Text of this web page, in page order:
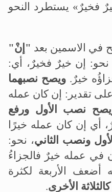
فخيرٌ» يستطرد النحو
في الاسمين بعد "إنْ"
نحو: إن خيرٌ فخيرٌ، أي:
خيرٌ. ويصح نصبهما
تقدير: إن كان عمله
نصب الأول ورفع
أي إن كان عمله خيرًا
ونصب الثاني، نحو:
في عمله خيرٌ فالجزاءُ
أضعف الأربعة لكثرة
الأخرى.